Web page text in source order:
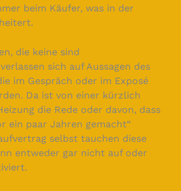
beim Käufer, was in der
die keine sind
sich auf Aussagen des
im Gespräch oder im Exposé
Da ist von einer kürzlich
die Rede oder davon, dass
ein paar Jahren gemacht“
selbst tauchen diese
entweder gar nicht auf oder